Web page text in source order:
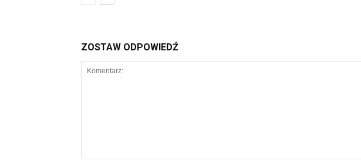
ZOSTAW ODPOWIEDŹ